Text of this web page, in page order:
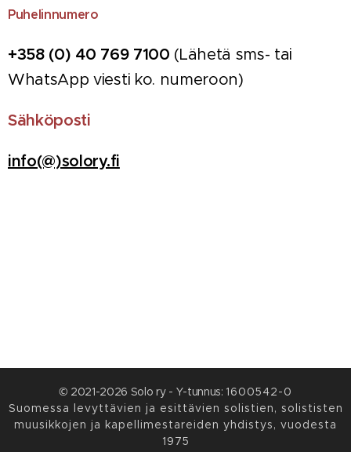
Puhelinnumero
+358 (0) 40 769 7100 (Lähetä sms- tai
WhatsApp viesti ko. numeroon)
Sähköposti
info(@)solory.fi
© 2021-2026 Solo ry - Y-tunnus: 1600542-0
Suomessa levyttävien ja esittävien solistien, solististen
muusikkojen ja kapellimestareiden yhdistys, vuodesta
1975